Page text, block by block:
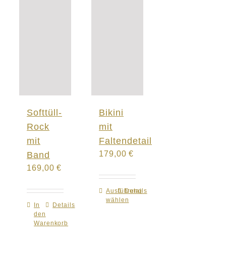
Softtüll-
Rock
mit
Band
169,00€
In
den
Warenkorb
Details
Bikini
mit
Faltendetail
179,00€
Ausführung
wählen
Dieses
Produkt
Details